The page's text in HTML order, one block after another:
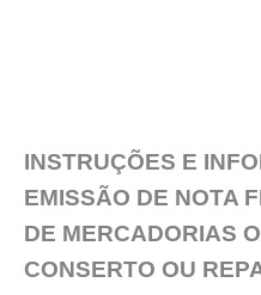
INSTRUÇÕES E
EMISSÃO DE NOTA
DE MERCADORIAS
CONSERTO OU